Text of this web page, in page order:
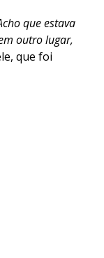
que estava
outro lugar,
que foi